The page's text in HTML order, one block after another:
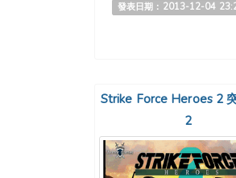
發表日期：2013-12-04
Strike Force Heroes 2
2